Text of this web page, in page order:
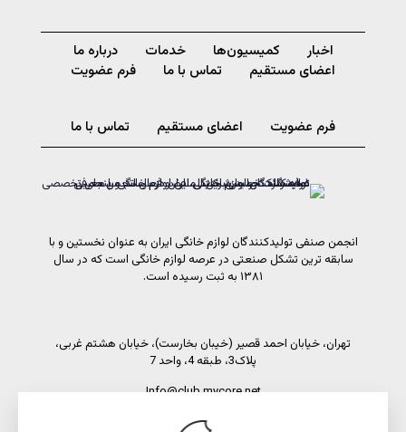
اخبار کمیسیون‌ها خدمات
درباره ما
اعضای مستقیم
تماس با ما فرم عضویت
فرم عضویت اعضای مستقیم تماس با ما
انجمن صنفی تولیدکنندگان لوازم خانگی ایران به عنوان نخستین و با
سابقه ترین تشکل صنعتی در عرصه لوازم خانگی است که در سال
۱۳۸۱ به ثبت رسیده است.
تهران، خیابان احمد قصیر (خیبان بخارست)، خیابان هشتم غربی،
پلاک3، طبقه 4، واحد 7
Info@club.mycore.net
شماره تماس: 02191089450